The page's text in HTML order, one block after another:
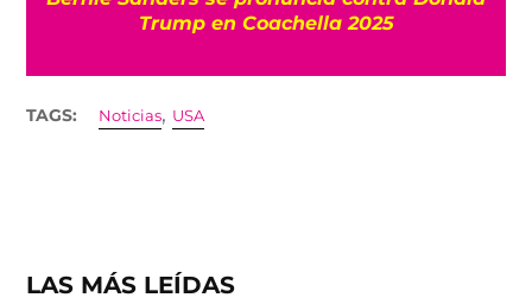
Trump en Coachella 2025
TAGS: Noticias, USA
LAS MÁS LEÍDAS